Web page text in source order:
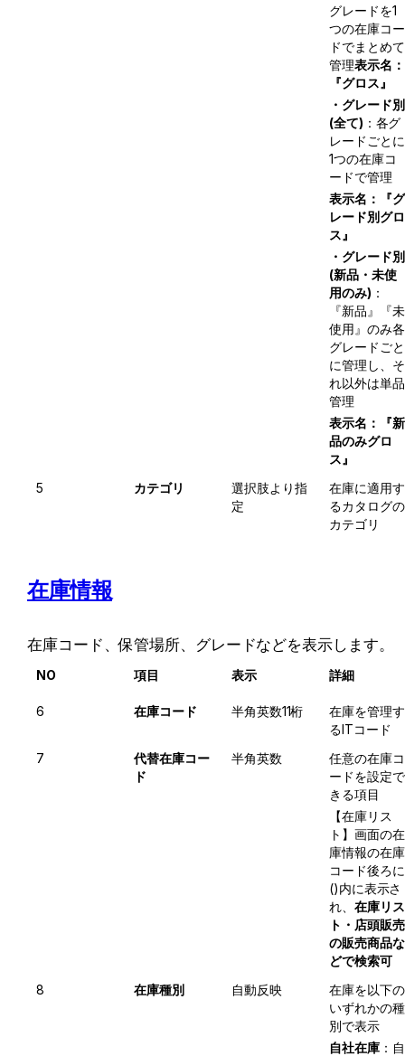
グレードを1
つの在庫コー
ドでまとめて
管理表示名：
『グロス』
・グレード別
(全て) ：各グ
レードごとに
1つの在庫コ
ードで管理
表示名：『グ
レード別グロ
ス』
・グレード別
(新品・未使
用のみ) ：
『新品』『未
使用』のみ各
グレードごと
に管理し、そ
れ以外は単品
管理
表示名：『新
品のみグロ
ス』
5
カテゴリ
選択肢より指
定
在庫に適用す
るカタログの
カテゴリ
在庫情報
在庫コード、保管場所、グレードなどを表示します。
NO 項目 表示 詳細
6 在庫コード 半角英数11桁
在庫を管理す
るITコード
7
代替在庫コー
ド
半角英数
任意の在庫コ
ードを設定で
きる項目
【在庫リス
ト】画面の在
庫情報の在庫
コード後ろに
()内に表示さ
れ、 在庫リス
ト・店頭販売
の販売商品な
どで検索可
8
在庫種別 自動反映
在庫を以下の
いずれかの種
別で表示
自社在庫：自